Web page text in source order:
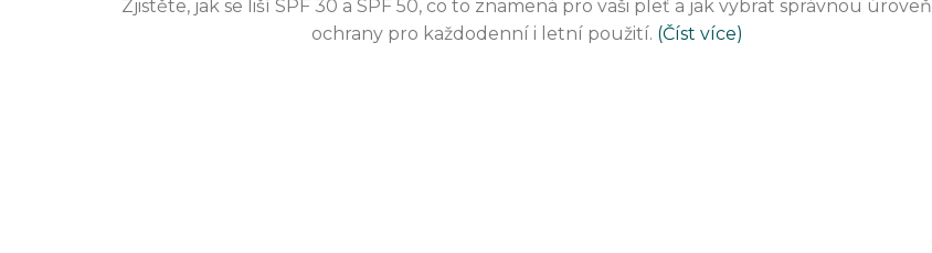
Zjistěte, jak se liší SPF 30 a SPF 50, co to znamená pro vaši pleť a jak vybrat správnou úroveň
ochrany pro každodenní i letní použití. (Číst více)